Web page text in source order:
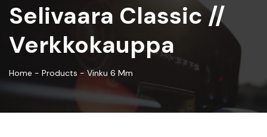
Selivaara Classic //
Verkkokauppa
Home - Products - Vinku 6 Mm